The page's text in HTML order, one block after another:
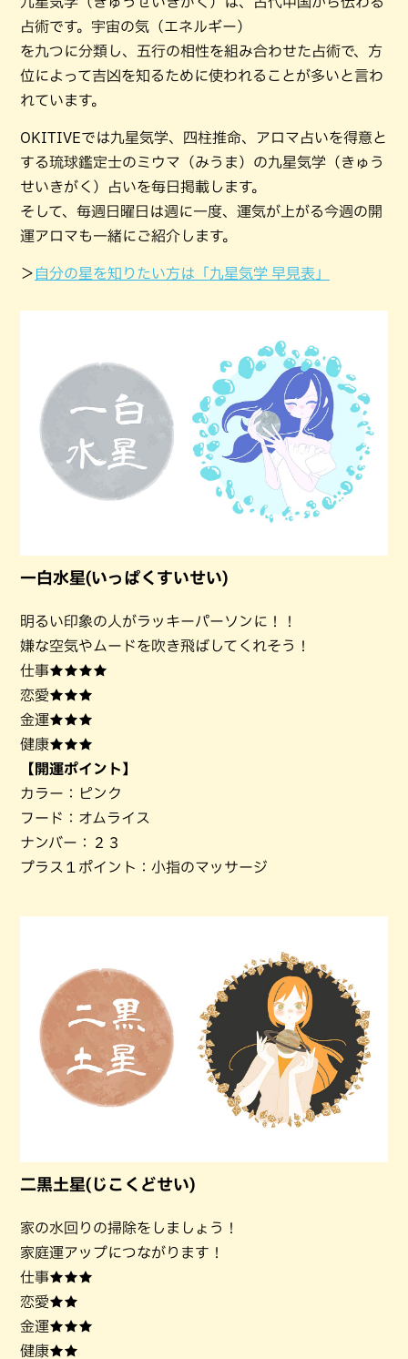
占術です。宇宙の気（エネルギー）
を九つに分類し、五行の相性を組み合わせた占術で、方
位によって吉凶を知るために使われることが多いと言わ
れています。
OKITIVEでは九星気学、四柱推命、アロマ占いを得意と
する琉球鑑定士のミウマ（みうま）の九星気学（きゅう
せいきがく）占いを毎日掲載します。
そして、毎週日曜日は週に一度、運気が上がる今週の開
運アロマも一緒にご紹介します。
＞ 自分の星を知りたい方は「九星気学 早見表」
一白水星(いっぱくすいせい)
明るい印象の人がラッキーパーソンに！！
嫌な空気やムードを吹き飛ばしてくれそう！
仕事★★★★
恋愛★★★
金運★★★
健康★★★
【開運ポイント】
カラー：ピンク
フード：オムライス
ナンバー：２３
プラス１ポイント：小指のマッサージ
二黒土星(じこくどせい)
家の水回りの掃除をしましょう！
家庭運アップにつながります！
仕事★★★
恋愛★★
金運★★★
健康★★